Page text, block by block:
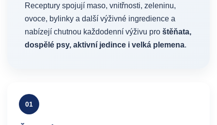
Receptury spojují maso, vnitřnosti, zeleninu,
ovoce, bylinky a další výživné ingredience a
nabízejí chutnou každodenní výživu pro štěňata,
dospělé psy, aktivní jedince i velká plemena.
01